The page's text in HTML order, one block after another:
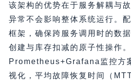
该架构的优势在于服务解耦与
异常不会影响整体系统运行。
框架，确保跨服务调用时的数
创建与库存扣减的原子性操作
Prometheus+Grafana监控方
视化，平均故障恢复时间（